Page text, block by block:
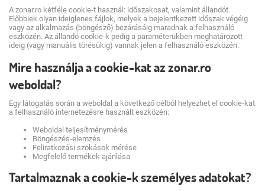
A zonar.ro kétféle cookie-t használ: időszakosat, valamint állandót.
Előbbiek olyan ideiglenes fájlok, melyek a bejelentkezett időszak végéig
vagy az alkalmazás (böngésző) bezárásáig maradnak a felhasználó
eszközén. Az állandó cookie-k pedig a paraméterükben meghatározott
ideig (vagy manuális törésükig) vannak jelen a felhasználó eszközén.
Mire használja a cookie-kat az zonar.ro
weboldal?
Egy látogatás során a weboldal a következő célból helyezhet el cookie-kat
a felhasználó internetezésre használt eszközén:
Weboldal teljesítménymérés
Böngészés-elemzés
Feliratkozási szokások mérése
Megfelelő termékek ajánlása
Tartalmaznak a cookie-k személyes adatokat?